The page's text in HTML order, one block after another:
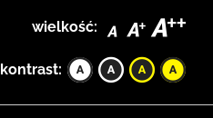
wielkość:
kontrast: